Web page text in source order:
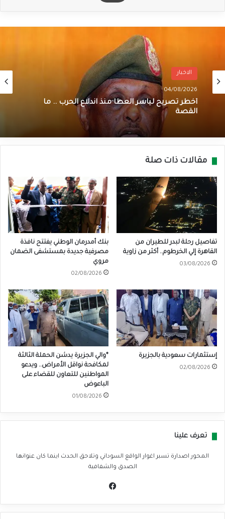
الاخبار
04/08/2026
أخطر تصريح لياسر العطا منذ اندلاع الحرب .. ما
القصة
مقالات ذات صلة
تفاصيل رحلة لبدر للطيران من
القاهرة إلي الخرطوم.. أكثر من زاوية
03/08/2026
بنك أمدرمان الوطني يفتتح نافذة
مصرفية جديدة بمستشفى الضمان
مروي
02/08/2026
إستثمارات سعودية بالجزيرة
02/08/2026
*والي الجزيرة يدشن الحملة الثالثة
لمكافحة نواقل الأمراض.. ويدعو
المواطنين للتعاون للقضاء على
الباعوض
01/08/2026
تعرف علينا
المحور اصدارة تسبر اغوار الواقع السوداني وتلاحق الحدث اينما كان عنوانها
الصدق والشفافية